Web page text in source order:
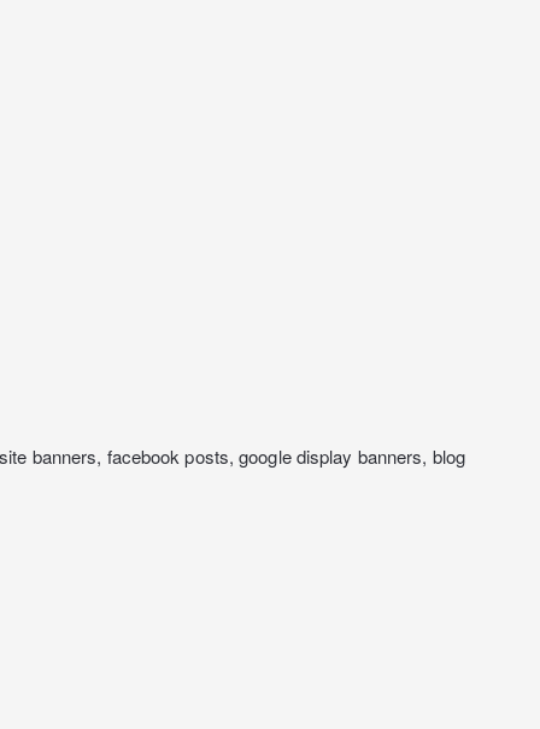
banners, facebook posts, google display banners, blog